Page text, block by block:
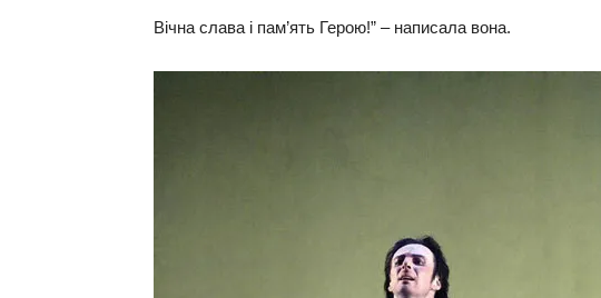
Вічна слава і пам’ять Герою!” – написала вона.